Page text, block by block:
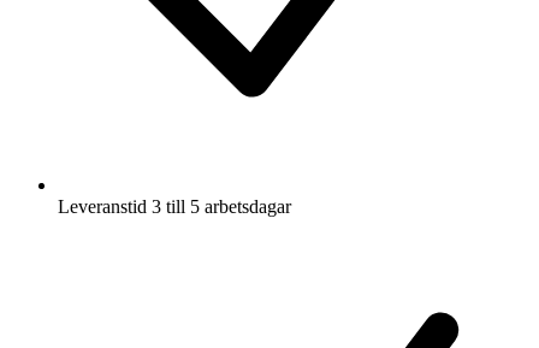
Leveranstid 3 till 5 arbetsdagar